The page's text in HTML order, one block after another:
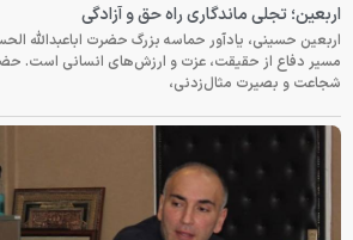
اربعین؛ تجلی ماندگاری راه حق و آزادگی
اربعین حسینی، یادآور حماسه بزرگ حضرت اباعبدالله
مسیر دفاع از حقیقت، عزت و ارزش‌های انسانی است.
شجاعت و بصیرت مثال‌زدنی،